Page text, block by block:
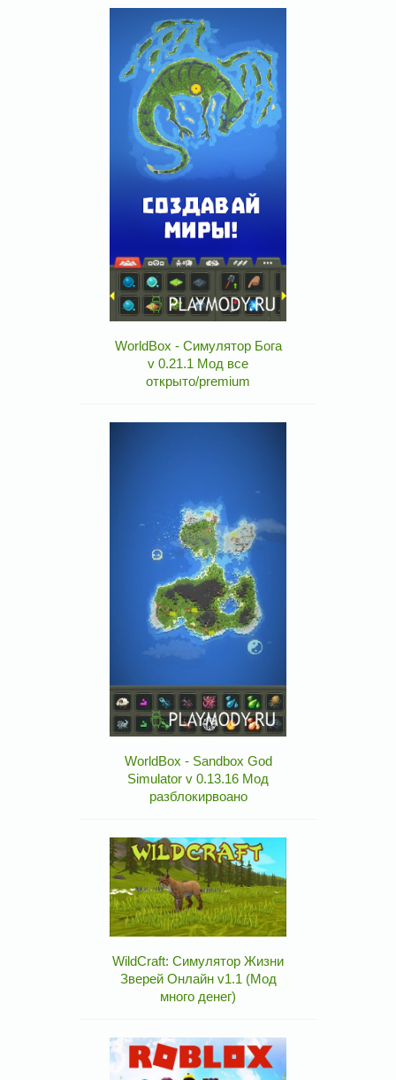
WorldBox - Симулятор Бога
v 0.21.1 Мод все
открыто/premium
WorldBox - Sandbox God
Simulator v 0.13.16 Мод
разблокирвоано
WildCraft: Симулятор Жизни
Зверей Онлайн v1.1 (Мод
много денег)